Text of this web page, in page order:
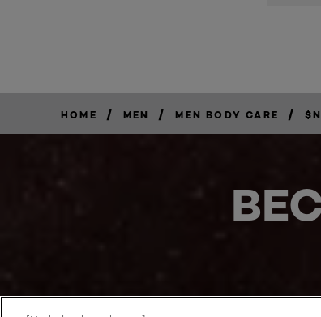
HOME / MEN / MEN BODY CARE /